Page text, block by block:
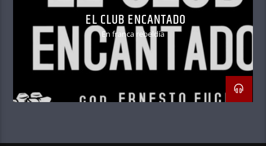
EL CLUB ENCANTADO
En franca rebeldía